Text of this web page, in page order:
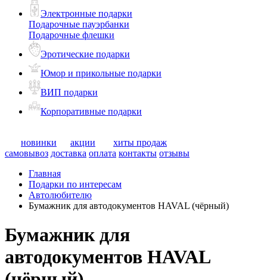
Электронные подарки
Подарочные пауэрбанки
Подарочные флешки
Эротические подарки
Юмор и прикольные подарки
ВИП подарки
Корпоративные подарки
новинки акции
хиты продаж
самовывоз доставка оплата контакты отзывы
Главная
Подарки по интересам
Автолюбителю
Бумажник для автодокументов HAVAL (чёрный)
Бумажник для
автодокументов HAVAL